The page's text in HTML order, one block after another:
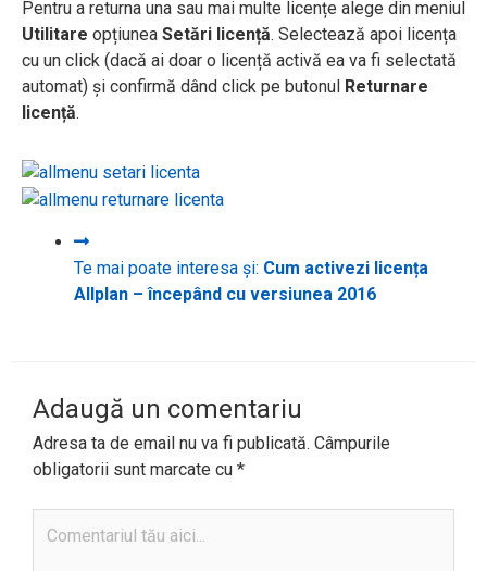
Pentru a returna una sau mai multe licențe alege din meniul
Utilitare opțiunea Setări licență. Selectează apoi licența
cu un click (dacă ai doar o licență activă ea va fi selectată
automat) și confirmă dând click pe butonul Returnare
licență.
Te mai poate interesa și: Cum activezi licența
Allplan – începând cu versiunea 2016
Adaugă un comentariu
Adresa ta de email nu va fi publicată. Câmpurile
obligatorii sunt marcate cu *
tău